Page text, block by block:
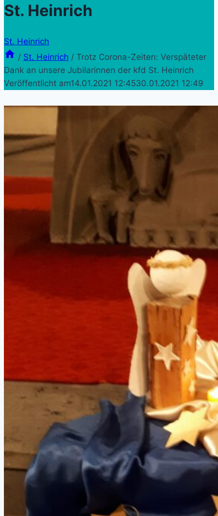
St. Heinrich
St. Heinrich
/ St. Heinrich / Trotz Corona-Zeiten: Verspäteter
Dank an unsere Jubilarinnen der kfd St. Heinrich
Veröffentlicht am14.01.2021 12:4530.01.2021 12:49